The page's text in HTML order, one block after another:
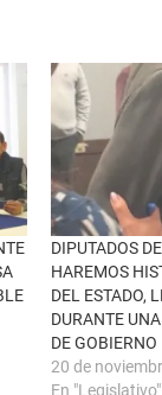
DIPUTADOS
HAREMOS
DEL ESTADO,
DURANTE
DE GOBIERNO
20 de
En "Legislativo"